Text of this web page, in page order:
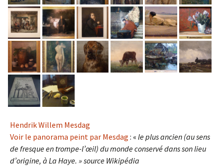
Hendrik Willem Mesdag
Voir le panorama peint par Mesdag : « le plus ancien (au sens
de fresque en trompe-l’œil) du monde conservé dans son lieu
d’origine, à La Haye. » source Wikipédia